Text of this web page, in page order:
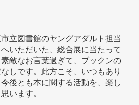
立図書館のヤングアダルト担当
いただいた、総合展に当たって
敵なお言葉過ぎて、ブックンの
しです。此方こそ、いつもあり
後とも本に関する活動を、楽し
います。